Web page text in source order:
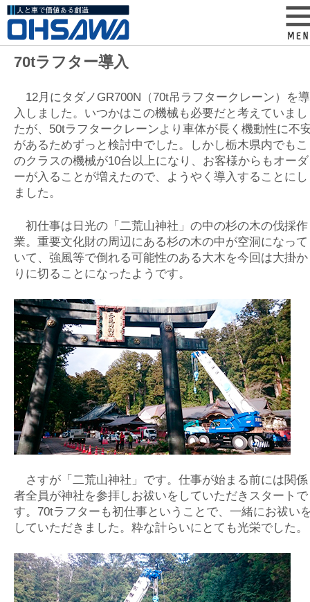
70tラフター導入
12月にタダノGR700N（70t吊ラフタークレーン）を導
入しました。いつかはこの機械も必要だと考えていまし
たが、50tラフタークレーンより車体が長く機動性に不
があるためずっと検討中でした。しかし栃木県内でもこ
のクラスの機械が10台以上になり、お客様からもオーダ
ーが入ることが増えたので、ようやく導入することにし
ました。
初仕事は日光の「二荒山神社」の中の杉の木の伐採作
業。重要文化財の周辺にある杉の木の中が空洞になって
いて、強風等で倒れる可能性のある大木を今回は大掛か
りに切ることになったようです。
さすが「二荒山神社」です。仕事が始まる前には関係
者全員が神社を参拝しお祓いをしていただきスタートで
す。70tラフターも初仕事ということで、一緒にお祓い
していただきました。粋な計らいにとても光栄でした。